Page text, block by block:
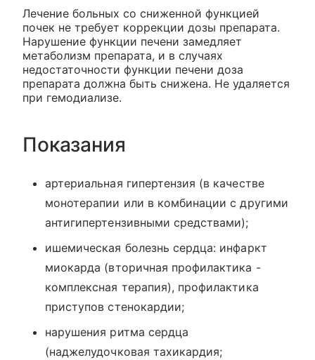
Лечение больных со сниженной функцией
почек не требует коррекции дозы препарата.
Нарушение функции печени замедляет
метаболизм препарата, и в случаях
недостаточности функции печени доза
препарата должна быть снижена. Не удаляется
при гемодиализе.
Показания
артериальная гипертензия (в качестве
монотерапии или в комбинации с другими
антигипертензивными средствами);
ишемическая болезнь сердца: инфаркт
миокарда (вторичная профилактика -
комплексная терапия), профилактика
приступов стенокардии;
нарушения ритма сердца
(наджелудочковая тахикардия;